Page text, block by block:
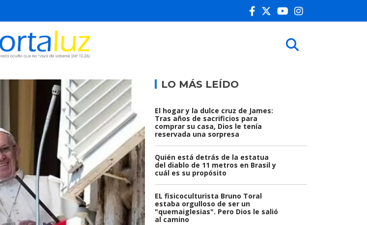
LO MÁS LEÍDO
El hogar y la dulce cruz de James:
Tras años de sacrificios para
comprar su casa, Dios le tenía
reservada una sorpresa
Quién está detrás de la estatua
del diablo de 11 metros en Brasil y
cuál es su propósito
EL fisicoculturista Bruno Toral
estaba orgulloso de ser un
"quemaiglesias". Pero Dios le salió
al camino